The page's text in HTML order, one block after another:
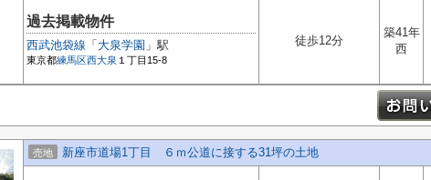
過去掲載物件
西武池袋線 「 大泉学園 」駅
東京都練馬区西大泉 １丁目15-8
徒歩12分
築41年
西
売地 新座市道場1丁目 ６ｍ公道に接する31坪の土地